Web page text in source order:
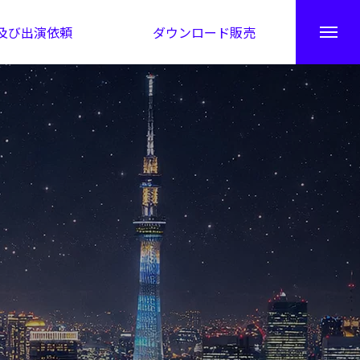
び出演依頼 ダウンロード販売
秘伝公開！吉凶カレンダー